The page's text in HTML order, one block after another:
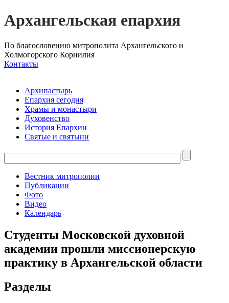
Архангельская епархия
По благословению митрополита Архангельского и
Холмогорского Корнилия
Контакты
Архипастырь
Епархия сегодня
Храмы и монастыри
Духовенство
История Епархии
Святые и святыни
Вестник митрополии
Публикации
Фото
Видео
Календарь
Студенты Московской духовной
академии прошли миссионерскую
практику в Архангельской области
Разделы